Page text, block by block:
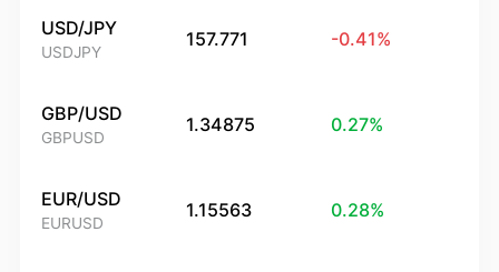
USD/JPY
USDJPY
157.771 -0.41%
GBP/USD
GBPUSD
1.34875 0.27%
EUR/USD
EURUSD
1.15563 0.28%